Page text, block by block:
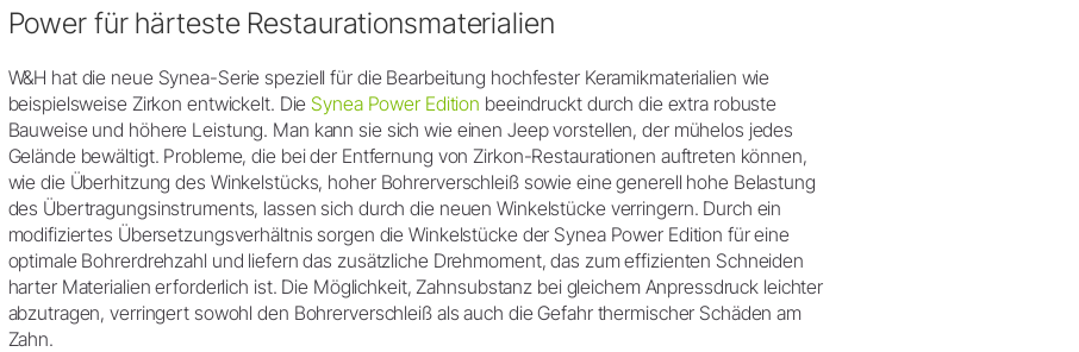
Power für härteste Restaurationsmaterialien
W&H hat die neue Synea-Serie speziell für die Bearbeitung hochfester Keramikmaterialien wie
beispielsweise Zirkon entwickelt. DieSynea Power Edition beeindruckt durch die extra robuste
Bauweise und höhere Leistung. Man kann sie sich wie einen Jeep vorstellen, der mühelos jedes
Gelände bewältigt. Probleme, die bei der Entfernung von Zirkon-Restaurationen auftreten können,
wie die Überhitzung des Winkelstücks, hoher Bohrerverschleiß sowie eine generell hohe Belastung
des Übertragungsinstruments, lassen sich durch die neuen Winkelstücke verringern. Durch ein
modifiziertes Übersetzungsverhältnis sorgen die Winkelstücke der Synea Power Edition für eine
optimale Bohrerdrehzahl und liefern das zusätzliche Drehmoment, das zum effizienten Schneiden
harter Materialien erforderlich ist. Die Möglichkeit, Zahnsubstanz bei gleichem Anpressdruck leichter
abzutragen, verringert sowohl den Bohrerverschleiß als auch die Gefahr thermischer Schäden am
Zahn.